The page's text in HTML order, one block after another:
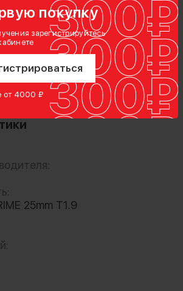
покупку
зарегистрируйтесь
от 4000 ₽
крышка для объектива NiSi
25mm T1.9. Выполнена из
находится мягкая пенка
По периметру имеет
25mm T1.9